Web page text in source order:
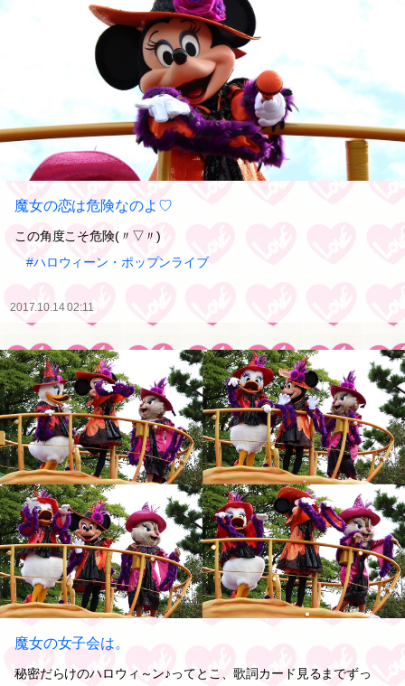
魔女の恋は危険なのよ♡
この角度こそ危険(〃▽〃)
#ハロウィーン・ポップンライブ
2017.10.14 02:11
魔女の女子会は。
秘密だらけのハロウィ～ン♪ってとこ、歌詞カード見るまでずっ